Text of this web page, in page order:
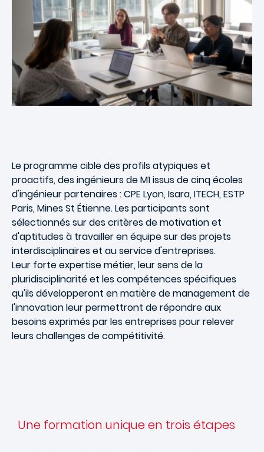
Le programme cible des profils atypiques et
proactifs, des ingénieurs de M1 issus de cinq écoles
d'ingénieur partenaires : CPE Lyon, Isara, ITECH, ESTP
Paris, Mines St Étienne. Les participants sont
sélectionnés sur des critères de motivation et
d'aptitudes à travailler en équipe sur des projets
interdisciplinaires et au service d'entreprises.
Leur forte expertise métier, leur sens de la
pluridisciplinarité et les compétences spécifiques
qu'ils développeront en matière de management de
l'innovation leur permettront de répondre aux
besoins exprimés par les entreprises pour relever
leurs challenges de compétitivité.
Une formation unique en trois étapes